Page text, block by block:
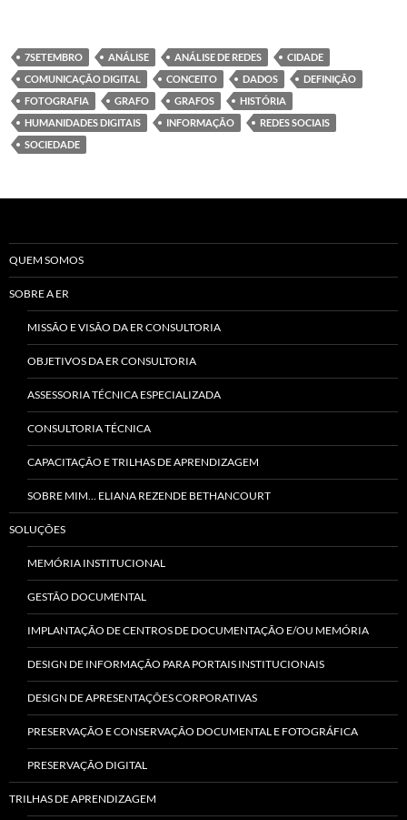
7SETEMBRO ANÁLISE ANÁLISE DE REDES
CIDADE
COMUNICAÇÃO DIGITAL
CONCEITO DADOS
DEFINIÇÃO
FOTOGRAFIA
GRAFO GRAFOS
HISTÓRIA
HUMANIDADES DIGITAIS
INFORMAÇÃO
REDES SOCIAIS
SOCIEDADE
QUEM SOMOS
SOBRE A ER
MISSÃO E VISÃO DA ER CONSULTORIA
OBJETIVOS DA ER CONSULTORIA
ASSESSORIA TÉCNICA ESPECIALIZADA
CONSULTORIA TÉCNICA
CAPACITAÇÃO E TRILHAS DE APRENDIZAGEM
SOBRE MIM… ELIANA REZENDE BETHANCOURT
SOLUÇÕES
MEMÓRIA INSTITUCIONAL
GESTÃO DOCUMENTAL
IMPLANTAÇÃO DE CENTROS DE DOCUMENTAÇÃO E/OU MEMÓRIA
DESIGN DE INFORMAÇÃO PARA PORTAIS INSTITUCIONAIS
DESIGN DE APRESENTAÇÕES CORPORATIVAS
PRESERVAÇÃO E CONSERVAÇÃO DOCUMENTAL E FOTOGRÁFICA
PRESERVAÇÃO DIGITAL
TRILHAS DE APRENDIZAGEM